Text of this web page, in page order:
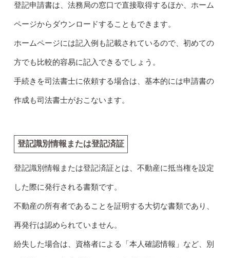
登記申請書は、法務局の窓口で直接取得するほか、ホーム
ページからダウンロードすることもできます。
ホームページには記入例も記載されているので、初めての
方でも比較的容易に記入できるでしょう。
手続きを司法書士に依頼する場合は、基本的には申請書の
作成も司法書士がおこないます。
登記識別情報または登記済証
登記識別情報または登記済証とは、不動産に抵当権を設定
した際に発行される書類です。
不動産の所有者であることを証明する大切な書類であり、
再発行は認められていません。
紛失した場合は、資格者による「本人確認情報」など、別